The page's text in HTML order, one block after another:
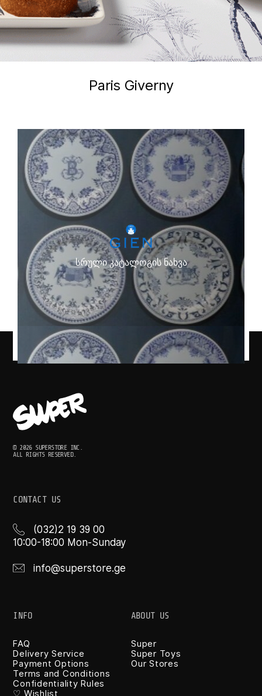
Paris Giverny
სრული კატალოგის ნახვა
© 2026 SUPERSTORE INC.
ALL RIGHTS RESERVED.
CONTACT US
(032)2 19 39 00
10:00-18:00 Mon-Sunday
info@superstore.ge
INFO
FAQ
Delivery Service
Payment Options
Terms and Conditions
Confidentiality Rules
ABOUT US
Super
Super Toys
Our Stores